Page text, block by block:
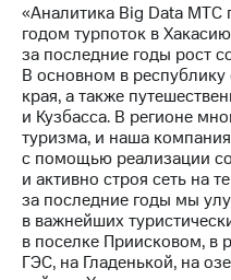
«Аналитика Big Data МТС
годом турпоток в
за последние годы рост
В основном в республику
края, а также
и Кузбасса. В регионе
туризма, и наша
с помощью реализации
и активно строя сеть на
за последние годы мы
в важнейших
в поселке Приисковом,
ГЭС, на Гладенькой, на